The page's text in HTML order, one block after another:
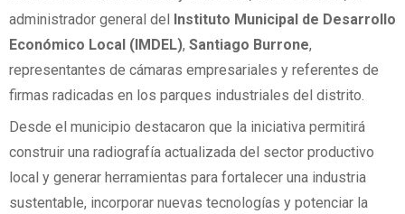
administrador general del Instituto Municipal de Desarrollo
Económico Local (IMDEL), Santiago Burrone,
representantes de cámaras empresariales y referentes de
firmas radicadas en los parques industriales del distrito.
Desde el municipio destacaron que la iniciativa permitirá
construir una radiografía actualizada del sector productivo
local y generar herramientas para fortalecer una industria
sustentable, incorporar nuevas tecnologías y potenciar la